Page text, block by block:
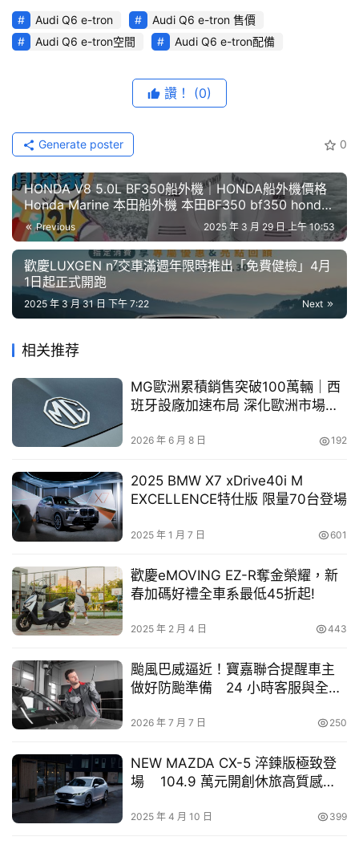
玩
C
A
目
口
碑
中
古
車
行
大
買
車
幫
幫
忙
跨
界
玩
C
R
環產品新世代正式來臨。
台灣奧迪總裁安薩瑞 (Rahil Ansari) 提及：「眾人期待的
Audi Q6 e-tron，今日正式上市！Audi Q6 e-tron 不僅是
四環品牌電能移動的重要里程碑，更以革新設計與科技，開
啟Audi的新時代。我們將持續油電並行的品牌策略，為消費
的車款將陸續來台，邀請所有車迷與Audi Family一同見證
四環品牌的進化歷程。」
四環純電新世代來襲 Audi Q6 e-tron 車系登台
Audi Q6 e-tron作為首款以PPE (Premium Platform
Electric)電動平台打造的純電休旅，並率先搭載E
1.2電子
為純電豪華駕馭帶來全新體驗。車身承襲Audi純電家族設計
美學，結合銳利的燈組線條、封閉式水箱護罩與流線空力造
型，展現電動世代的科技與運動氣息。
Audi Q6 e-tron
Audi Q6 e-tron 售價
Audi Q6 e-tron空間
Audi Q6 e-tron配備
讚！ (0)
0
Generate poster
HONDA V8 5.0L BF350船外機│HONDA船外機價格
Honda Marine 本田船外機 本田BF350 bf350 honda
price 遊艇引擎 船引擎
Previous 2025 年 3 月 29 日 上午 10:53
歡慶LUXGEN n⁷交車滿週年限時推出「免費健檢」4月
1日起正式開跑
Next
2025 年 3 月 31 日 下午 7:22
相关推荐
MG歐洲累積銷售突破100萬輛｜西
班牙設廠加速布局 深化歐洲市場版
2026 年 6 月 8 日 192
2025 BMW X7 xDrive40i M
EXCELLENCE特仕版 限量70台登場
2025 年 1 月 7 日 601
歡慶eMOVING EZ-R奪金榮耀，新
春加碼好禮全車系最低45折起!
2025 年 2 月 4 日 443
颱風巴威逼近！寶嘉聯合提醒車主
做好防颱準備 24 小時客服與全台
2026 年 7 月 7 日 250
NEW MAZDA CX-5 淬鍊版極致登
場 104.9 萬元開創休旅高質感新
2025 年 4 月 10 日 399